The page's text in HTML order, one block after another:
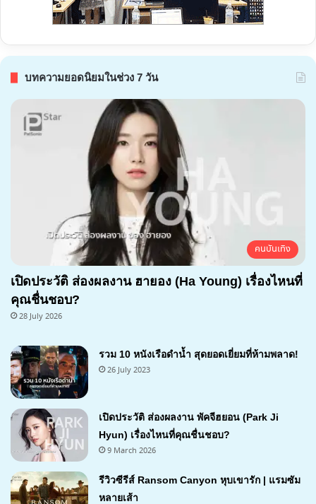
บทความยอดนิยมในช่วง 7 วัน
คนบันเทิง
เปิดประวัติ ส่องผลงาน ฮายอง (Ha Young) เรื่องไหนที่
คุณชื่นชอบ?
28 July 2026
รวม 10 หนังเรือดำน้ำ สุดยอดเยี่ยมที่ห้ามพลาด!
26 July 2023
เปิดประวัติ ส่องผลงาน พัคจีฮยอน (Park Ji
Hyun) เรื่องไหนที่คุณชื่นชอบ?
9 March 2026
รีวิวซีรีส์ Ransom Canyon หุบเขารัก | แรมซัม
หลายเส้า